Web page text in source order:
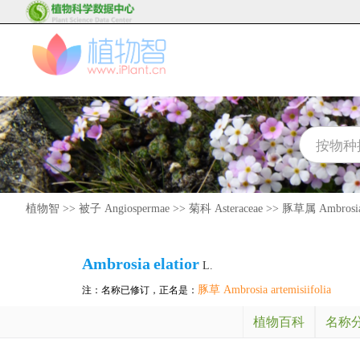
植物智 >> 被子 Angiospermae >> 菊科 Asteraceae >> 豚草属
Ambrosia elatior L.
注：名称已修订，正名是： 豚草 Ambrosia artemisiifolia
植物百科 名称